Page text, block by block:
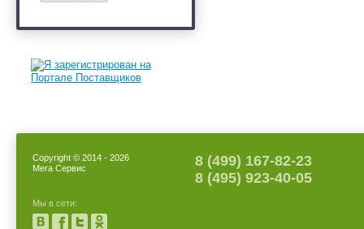
Copyright © 2014 - 2026
Мега Сервис
Мы в сети:
8 (499) 167-82-23
8 (495) 923-40-05